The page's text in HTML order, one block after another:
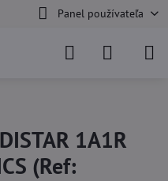
Panel používateľa
1A1R
(Ref: